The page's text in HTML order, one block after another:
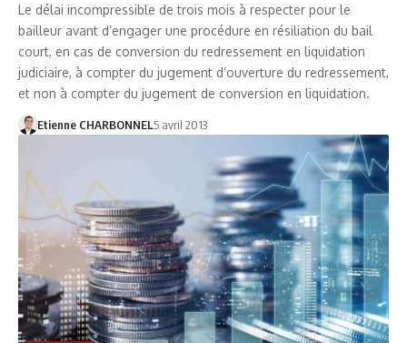
Le délai incompressible de trois mois à respecter pour le
bailleur avant d’engager une procédure en résiliation du bail
court, en cas de conversion du redressement en liquidation
judiciaire, à compter du jugement d’ouverture du redressement,
et non à compter du jugement de conversion en liquidation.
Etienne CHARBONNEL5 avril 2013